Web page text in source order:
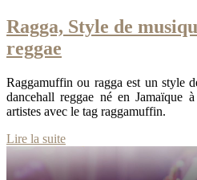
Ragga, Style de
reggae
Raggamuffin ou ragga est un style
dancehall reggae né en Jamaïque
artistes avec le tag raggamuffin.
Lire la suite